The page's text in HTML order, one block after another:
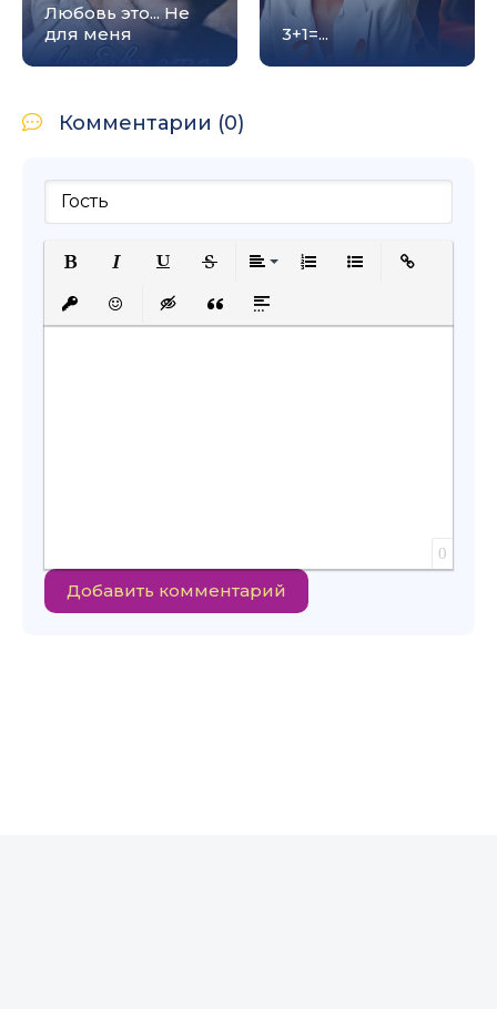
Любовь это... Не
для меня
3+1=...
Комментарии (0)
Подчеркнутый
Вставить защищенную ссылку
Вставить смайлик
Вставка скрытого текста
Вставка цитаты
Вставка спойлера
0
Добавить комментарий